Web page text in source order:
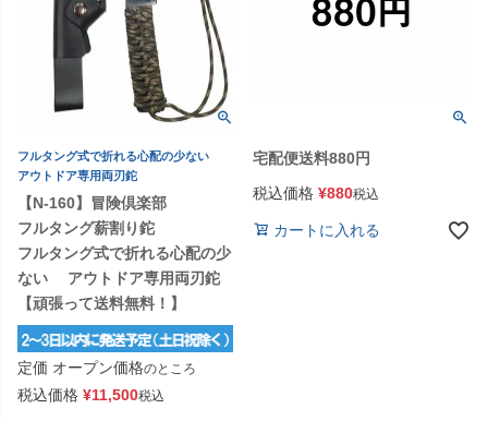
フルタング式で折れる心配の少ない
アウトドア専用両刃鉈
【N-160】冒険倶楽部
フルタング薪割り鉈
フルタング式で折れる心配の少
ない アウトドア専用両刃鉈
【頑張って送料無料！】
定価 オープン価格のところ
税込価格 ¥11,500税込
宅配便送料880円
税込価格 ¥880税込
カートに入れる